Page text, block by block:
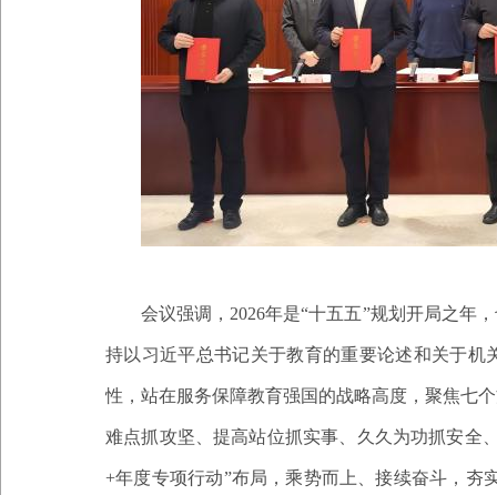
会议强调， 2026年是“十五五”规划开局之年
持以习近平总书记关于教育的重要论述和关于
性，站在服务保障教育强国的战略高度，聚焦七
难点抓攻坚、提高站位抓实事、久久为功抓安全
+年度专项行动”布局，乘势而上、接续奋斗，夯